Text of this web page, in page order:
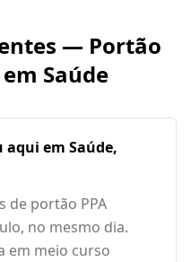
— Portão
Saúde
aqui em Saúde,
de portão PPA
no mesmo dia.
em meio curso